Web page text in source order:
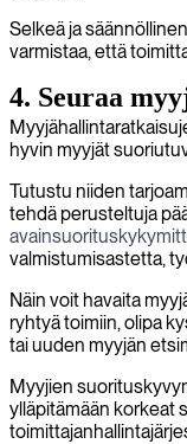
Selkeä ja
varmistaa, että
4. Seuraa
hyvin myyjät
Tutustu niiden
tehdä perusteltuja
valmistumisastetta,
Näin voit havaita
ryhtyä toimiin, olipa
tai uuden myyjän
Myyjien
ylläpitämään korkeat